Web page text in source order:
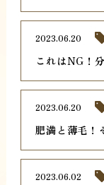
これはNG！
2023.06.20
肥満と薄毛！
2023.06.20
2023.06.02